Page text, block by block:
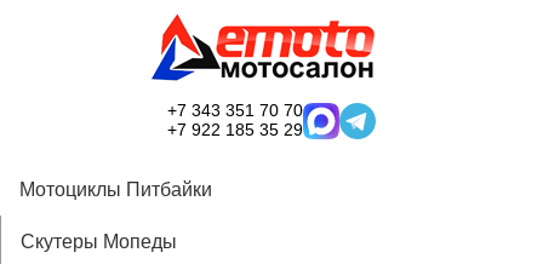
+7 343 351 70 70
+7 922 185 35 29
Мотоциклы Питбайки
Скутеры Мопеды